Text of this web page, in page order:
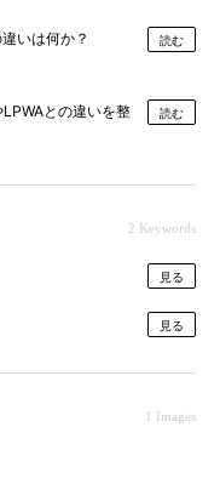
いは何か？ 読む
との違いを整
読む
2 Keywords
見る
見る
1 Images